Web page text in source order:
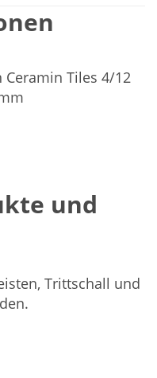
Ceramin Tiles 4/12
und
Trittschall und